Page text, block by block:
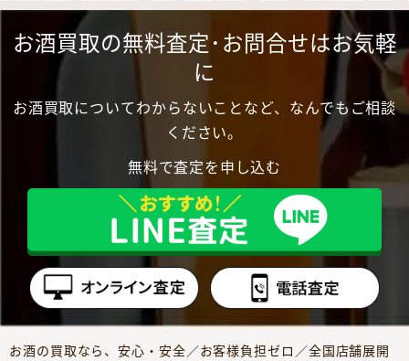
お酒買取の無料査定･お問合せはお気軽
に
お酒買取についてわからないことなど、なんでもご相談
ください。
無料で査定を申し込む
お酒の買取なら、安心・安全／お客様負担ゼロ／全国店舗展開